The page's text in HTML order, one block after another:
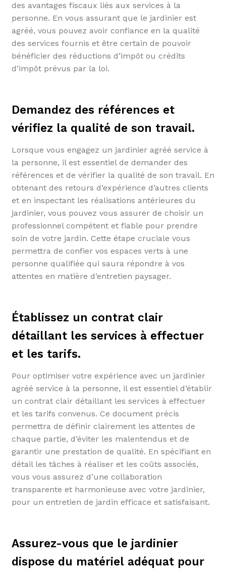
des avantages fiscaux liés aux services à la
personne. En vous assurant que le jardinier est
agréé, vous pouvez avoir confiance en la qualité
des services fournis et être certain de pouvoir
bénéficier des réductions d’impôt ou crédits
d’impôt prévus par la loi.
Demandez des références et
vérifiez la qualité de son travail.
Lorsque vous engagez un jardinier agréé service à
la personne, il est essentiel de demander des
références et de vérifier la qualité de son travail. En
obtenant des retours d’expérience d’autres clients
et en inspectant les réalisations antérieures du
jardinier, vous pouvez vous assurer de choisir un
professionnel compétent et fiable pour prendre
soin de votre jardin. Cette étape cruciale vous
permettra de confier vos espaces verts à une
personne qualifiée qui saura répondre à vos
attentes en matière d’entretien paysager.
Établissez un contrat clair
détaillant les services à effectuer
et les tarifs.
Pour optimiser votre expérience avec un jardinier
agréé service à la personne, il est essentiel d’établir
un contrat clair détaillant les services à effectuer
et les tarifs convenus. Ce document précis
permettra de définir clairement les attentes de
chaque partie, d’éviter les malentendus et de
garantir une prestation de qualité. En spécifiant en
détail les tâches à réaliser et les coûts associés,
vous vous assurez d’une collaboration
transparente et harmonieuse avec votre jardinier,
pour un entretien de jardin efficace et satisfaisant.
Assurez-vous que le jardinier
dispose du matériel adéquat pour